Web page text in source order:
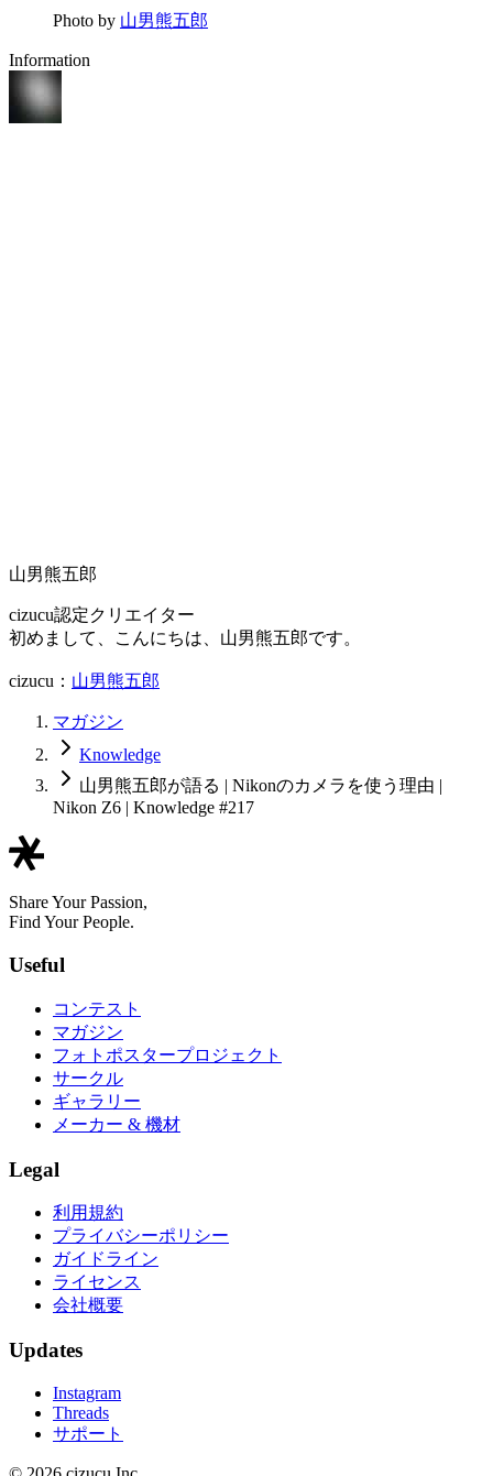
Photo by 山男熊五郎
Information
山男熊五郎
cizucu認定クリエイター
初めまして、こんにちは、山男熊五郎です。
cizucu： 山男熊五郎
マガジン
Knowledge
山男熊五郎が語る | Nikonのカメラを使う理由 |
Nikon Z6 | Knowledge #217
Share Your Passion,
Find Your People.
Useful
コンテスト
マガジン
フォトポスタープロジェクト
サークル
ギャラリー
メーカー & 機材
Legal
利用規約
プライバシーポリシー
ガイドライン
ライセンス
会社概要
Updates
Instagram
Threads
サポート